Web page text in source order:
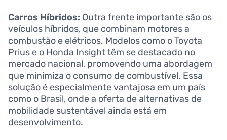
Carros Híbridos: Outra frente importante são os
veículos híbridos, que combinam motores a
combustão e elétricos. Modelos como o Toyota
Prius e o Honda Insight têm se destacado no
mercado nacional, promovendo uma abordagem
que minimiza o consumo de combustível. Essa
solução é especialmente vantajosa em um país
como o Brasil, onde a oferta de alternativas de
mobilidade sustentável ainda está em
desenvolvimento.